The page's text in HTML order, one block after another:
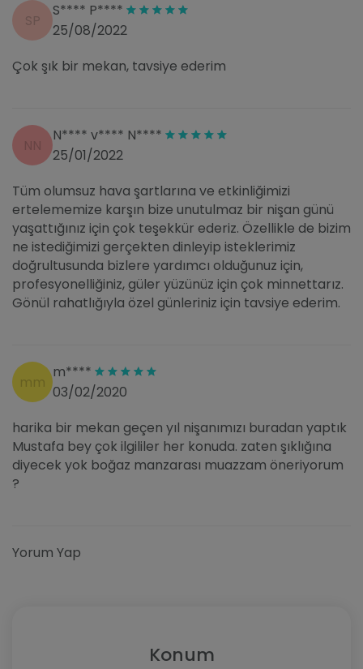
SP
S**** P****
25/08/2022
Çok şık bir mekan, tavsiye ederim
NN
N**** v**** N****
25/01/2022
Tüm olumsuz hava şartlarına ve etkinliğimizi
ertelememize karşın bize unutulmaz bir nişan günü
yaşattığınız için çok teşekkür ederiz. Özellikle de bizim
ne istediğimizi gerçekten dinleyip isteklerimiz
doğrultusunda bizlere yardımcı olduğunuz için,
profesyonelliğiniz, güler yüzünüz için çok minnettarız.
Gönül rahatlığıyla özel günleriniz için tavsiye ederim.
mm
m****
03/02/2020
harika bir mekan geçen yıl nişanımızı buradan yaptık
Mustafa bey çok ilgililer her konuda. zaten şıklığına
diyecek yok boğaz manzarası muazzam öneriyorum
?
Yorum Yap
Konum